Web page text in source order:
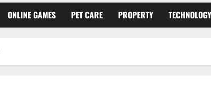
ONLINE GAMES PET CARE PROPERTY TECHNOLOGY